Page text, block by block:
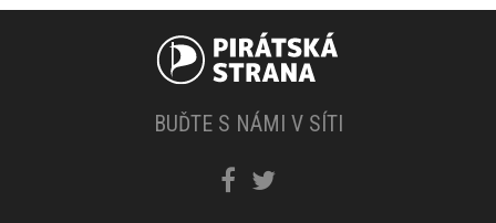
BUĎTE S NÁMI V SÍTI